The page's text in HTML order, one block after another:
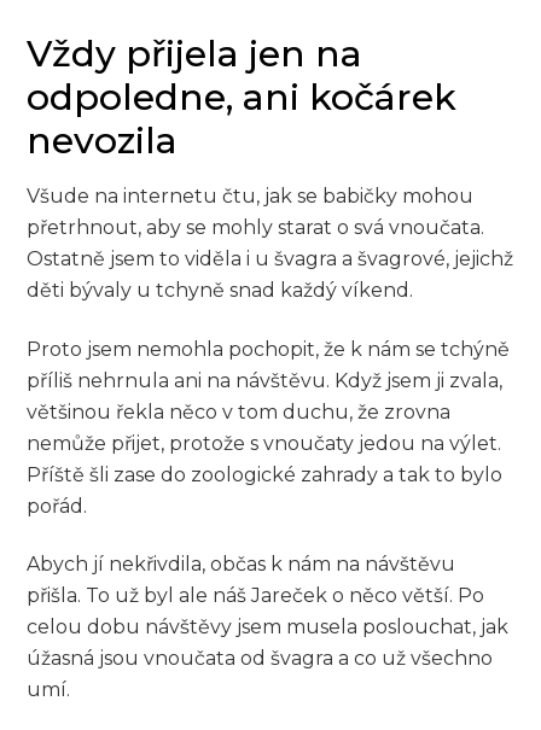
Vždy přijela jen na
odpoledne, ani kočárek
nevozila
Všude na internetu čtu, jak se babičky mohou
přetrhnout, aby se mohly starat o svá vnoučata.
Ostatně jsem to viděla i u švagra a švagrové, jejichž
děti bývaly u tchyně snad každý víkend.
Proto jsem nemohla pochopit, že k nám se tchýně
příliš nehrnula ani na návštěvu. Když jsem ji zvala,
většinou řekla něco v tom duchu, že zrovna
nemůže přijet, protože s vnoučaty jedou na výlet.
Příště šli zase do zoologické zahrady a tak to bylo
pořád.
Abych jí nekřivdila, občas k nám na návštěvu
přišla. To už byl ale náš Jareček o něco větší. Po
celou dobu návštěvy jsem musela poslouchat, jak
úžasná jsou vnoučata od švagra a co už všechno
umí.